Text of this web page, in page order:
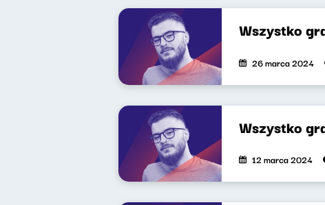
Wszystko
26 marca 2024
Wszystko
12 marca 2024